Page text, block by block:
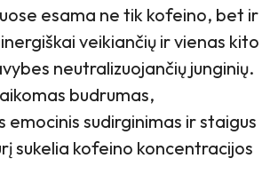
esama ne tik kofeino, bet ir
veikiančių ir vienas kito
neutralizuojančių junginių.
budrumas,
emocinis sudirginimas ir staigus
sukelia kofeino koncentracijos